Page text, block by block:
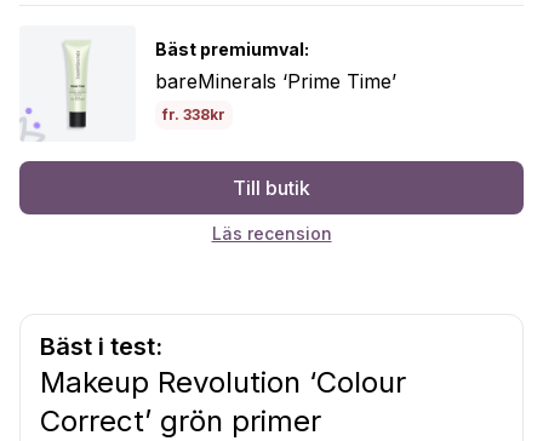
Bäst premiumval:
bareMinerals ‘Prime Time’
fr. 338kr
Till butik
Läs recension
Bäst i test:
Makeup Revolution ‘Colour
Correct’ grön primer